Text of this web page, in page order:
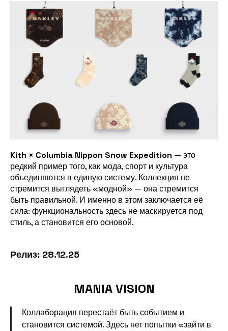
Kith × Columbia Nippon Snow Expedition — это
редкий пример того, как мода, спорт и культура
объединяются в единую систему. Коллекция не
стремится выглядеть «модной» — она стремится
быть правильной. И именно в этом заключается её
сила: функциональность здесь не маскируется под
стиль, а становится его основой.
Релиз: 28.12.25
MANIA VISION
Коллаборация перестаёт быть событием и
становится системой. Здесь нет попытки «зайти в